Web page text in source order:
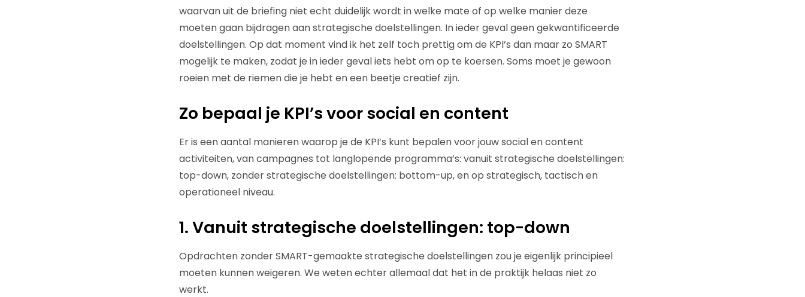
waarvan uit de briefing niet echt duidelijk wordt in welke mate of op welke manier deze
moeten gaan bijdragen aan strategische doelstellingen. In ieder geval geen gekwantificeerde
doelstellingen. Op dat moment vind ik het zelf toch prettig om de KPI’s dan maar zo SMART
mogelijk te maken, zodat je in ieder geval iets hebt om op te koersen. Soms moet je gewoon
roeien met de riemen die je hebt en een beetje creatief zijn.
Zo bepaal je KPI’s voor social en content
Er is een aantal manieren waarop je de KPI’s kunt bepalen voor jouw social en content
activiteiten, van campagnes tot langlopende programma’s: vanuit strategische doelstellingen:
top-down, zonder strategische doelstellingen: bottom-up, en op strategisch, tactisch en
operationeel niveau.
1. Vanuit strategische doelstellingen: top-down
Opdrachten zonder SMART-gemaakte strategische doelstellingen zou je eigenlijk principieel
moeten kunnen weigeren. We weten echter allemaal dat het in de praktijk helaas niet zo
werkt.